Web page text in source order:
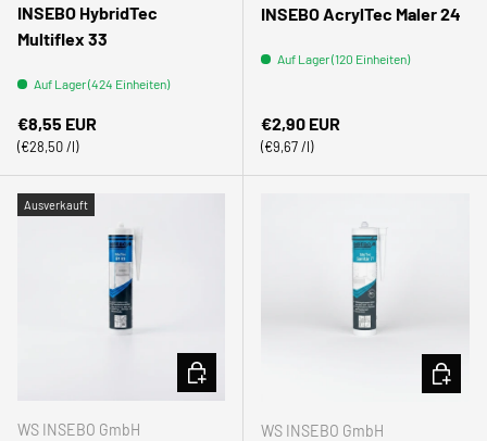
INSEBO HybridTec
Multiflex 33
Auf Lager (424 Einheiten)
Normaler Preis
€8,55 EUR
Grundpreis
€28,50 /l
INSEBO AcrylTec Maler 24
Auf Lager (120 Einheiten)
Normaler Preis
€2,90 EUR
Grundpreis
€9,67 /l
Ausverkauft
WS INSEBO GmbH
OPTIONEN AUSWÄHLEN
WS INSEBO GmbH